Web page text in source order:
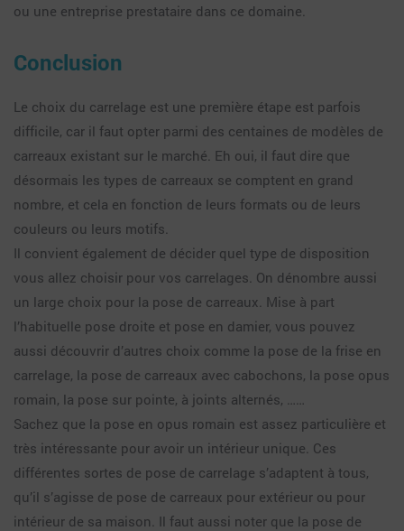
ou une entreprise prestataire dans ce domaine.
Conclusion
Le choix du carrelage est une première étape est parfois
difficile, car il faut opter parmi des centaines de modèles de
carreaux existant sur le marché. Eh oui, il faut dire que
désormais les types de carreaux se comptent en grand
nombre, et cela en fonction de leurs formats ou de leurs
couleurs ou leurs motifs.
Il convient également de décider quel type de disposition
vous allez choisir pour vos carrelages. On dénombre aussi
un large choix pour la pose de carreaux. Mise à part
l’habituelle pose droite et pose en damier, vous pouvez
aussi découvrir d’autres choix comme la pose de la frise en
carrelage, la pose de carreaux avec cabochons, la pose opus
romain, la pose sur pointe, à joints alternés, ……
Sachez que la pose en opus romain est assez particulière et
très intéressante pour avoir un intérieur unique. Ces
différentes sortes de pose de carrelage s’adaptent à tous,
qu’il s’agisse de pose de carreaux pour extérieur ou pour
intérieur de sa maison. Il faut aussi noter que la pose de